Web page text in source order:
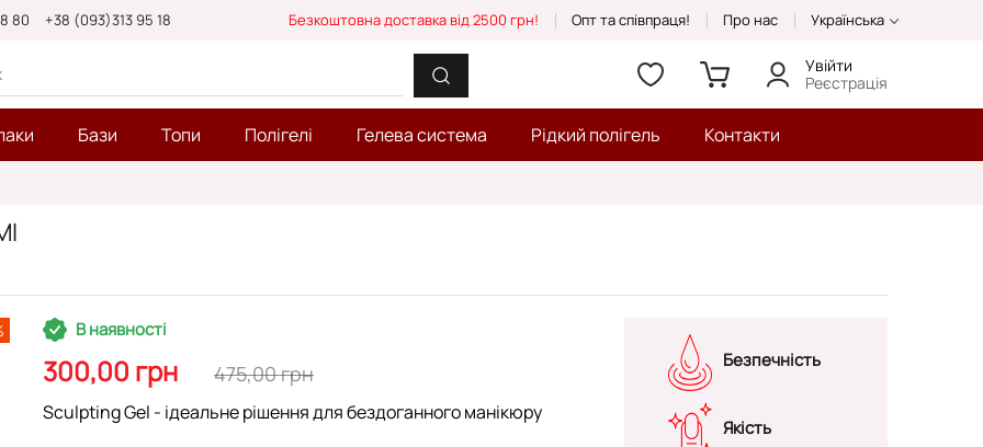
80 +38 (093)313 95 18 Безкоштовна доставка від 2500 грн! Опт та співпраця! Про нас Українська
Увійти
Реєстрація
Бази Топи Полігелі Гелева система Рідкий полігель Контакти
В наявності
300,00 грн 475,00 грн
Sculpting Gel - ідеальне рішення для бездоганного манікюру
Безпечність
Якість